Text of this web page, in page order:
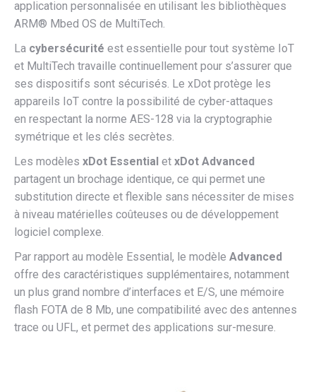
application personnalisée en utilisant les bibliothèques
ARM® Mbed OS de MultiTech.
La cybersécurité est essentielle pour tout système IoT
et MultiTech travaille continuellement pour s’assurer que
ses dispositifs sont sécurisés. Le xDot protège les
appareils IoT contre la possibilité de cyber-attaques
en respectant la norme AES-128 via la cryptographie
symétrique et les clés secrètes.
Les modèles xDot Essential et xDot Advanced
partagent un brochage identique, ce qui permet une
substitution directe et flexible sans nécessiter de mises
à niveau matérielles coûteuses ou de développement
logiciel complexe.
Par rapport au modèle Essential, le modèle Advanced
offre des caractéristiques supplémentaires, notamment
un plus grand nombre d’interfaces et E/S, une mémoire
flash FOTA de 8 Mb, une compatibilité avec des antennes
trace ou UFL, et permet des applications sur-mesure.